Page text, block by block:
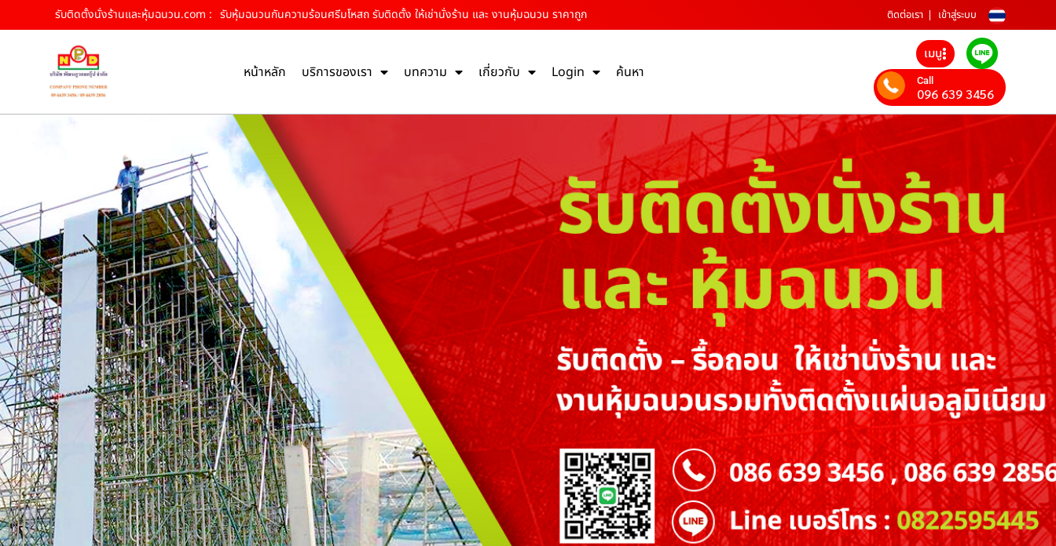
รับติดตั้งนั่งร้านและหุ้มฉนวน.com : รับหุ้มฉนวนกันความร้อนศรีมโหสถ รับติดตั้ง ให้เช่านั่งร้าน และ งานหุ้มฉนวน ราคาถูก ติดต่อเรา เข้าสู่ระบบ
หน้าหลัก บริการของเรา บทความ เกี่ยวกับ Login ค้นหา
เมนู
Call
096 639 3456